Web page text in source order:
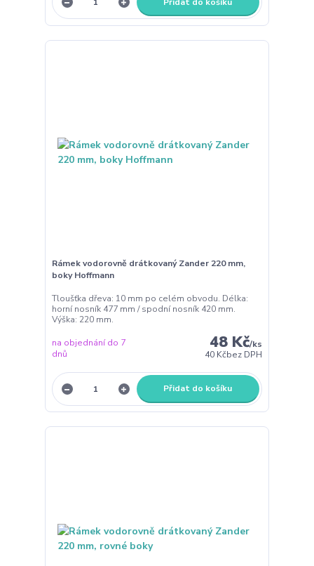
Rámek vodorovně drátkovaný Zander 220 mm,
boky Hoffmann
Tloušťka dřeva: 10 mm po celém obvodu. Délka:
horní nosník 477 mm / spodní nosník 420 mm.
Výška: 220 mm.
48 Kč/ks
40 Kčbez DPH
na objednání do 7
dnů
Přidat do košíku